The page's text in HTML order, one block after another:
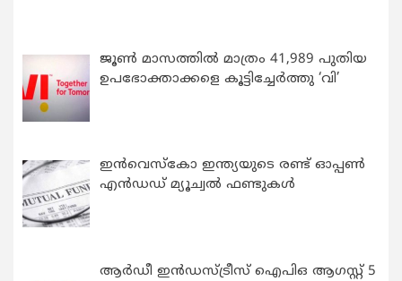
ജൂൺ മാസത്തിൽ മാത്രം 41,989 പുതിയ
ഉപഭോക്താക്കളെ കൂട്ടിച്ചേർത്തു ‘വി’
ഇന്‍വെസ്കോ ഇന്ത്യയുടെ രണ്ട് ഓപ്പണ്‍
എന്‍ഡഡ് മ്യൂച്വല്‍ ഫണ്ടുകള്‍
ആർഡീ ഇൻഡസ്ട്രീസ് ഐപിഒ ആഗസ്റ്റ് 5